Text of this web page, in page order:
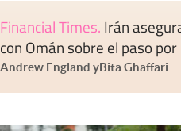
Financial Times. Irán
con Omán sobre el paso
Andrew England yBita Ghaffari